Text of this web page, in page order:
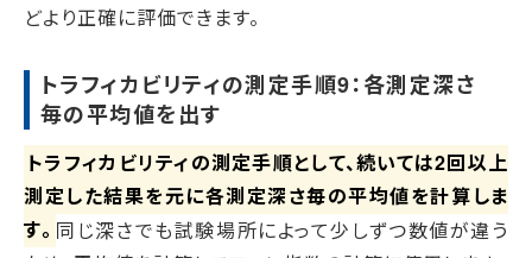
どより正確に評価できます。
トラフィカビリティの測定手順9：各測定深さ
毎の平均値を出す
トラフィカビリティの測定手順として、続いては2回以上
測定した結果を元に各測定深さ毎の平均値を計算しま
す。 同じ深さでも試験場所によって少しずつ数値が違う